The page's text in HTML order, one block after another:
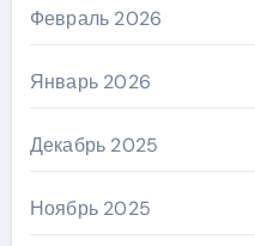
Февраль 2026
Январь 2026
Декабрь 2025
Ноябрь 2025